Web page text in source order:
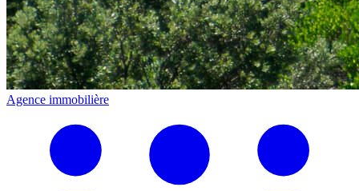
Agence immobilière